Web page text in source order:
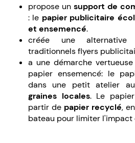
propose un support de
: le papier publicitaire
et ensemencé.
créée une alternative
traditionnels flyers
a une démarche
papier ensemencé: le
dans une petit atelier
graines locales. Le
partir de papier recyclé,
bateau pour limiter